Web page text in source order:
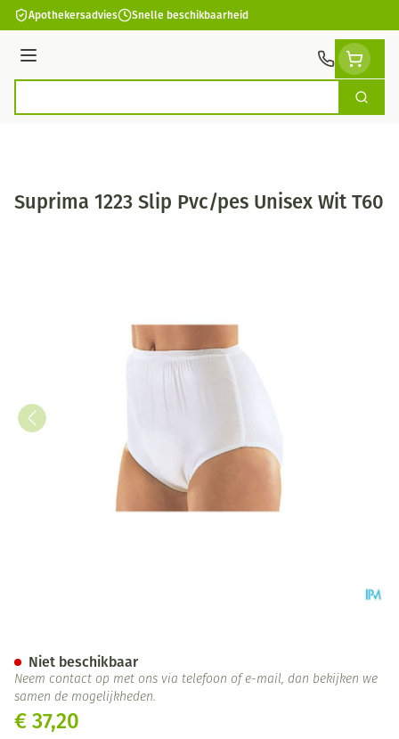
Ga naar de inhoud
Apothekersadvies Snelle beschikbaarheid
Menu
Zoek
Suprima 1223 Slip Pvc/pes Unisex Wit T60
€ 37,20
Niet beschikbaar
Neem contact op met ons via telefoon of e-mail, dan bekijken we
samen de mogelijkheden.